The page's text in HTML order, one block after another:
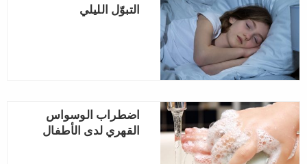
التبوّل الليلي
اضطراب الوسواس
القهري لدى الأطفال